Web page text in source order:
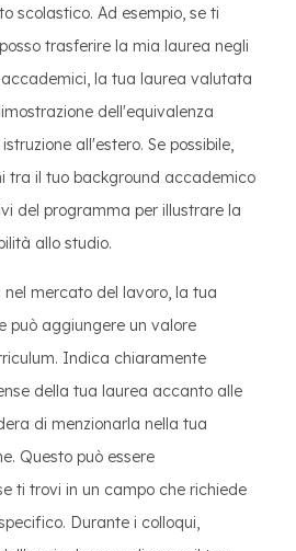
scolastico. Ad esempio, se ti
trasferire la mia laurea negli
la tua laurea valutata
dell'equivalenza
all'estero. Se possibile,
tra il tuo background accademico
del programma per illustrare la
allo studio.
nel mercato del lavoro, la tua
può aggiungere un valore
Indica chiaramente
della tua laurea accanto alle
di menzionarla nella tua
Questo può essere
ti trovi in un campo che richiede
Durante i colloqui,